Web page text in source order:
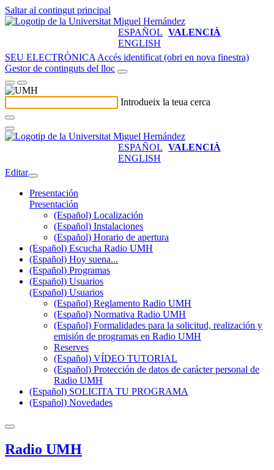
Saltar al contingut principal
ESPAÑOL VALENCIÀ
ENGLISH
SEU ELECTRÒNICA Accés identificat (obri en nova finestra)
Gestor de continguts del lloc
Introdueix la teua cerca
ESPAÑOL VALENCIÀ
ENGLISH
Editar
Presentación
Presentación
(Español) Localización
(Español) Instalaciones
(Español) Horario de apertura
(Español) Escucha Radio UMH
(Español) Hoy suena...
(Español) Programas
(Español) Usuarios
(Español) Usuarios
(Español) Reglamento Radio UMH
(Español) Normativa Radio UMH
(Español) Formalidades para la solicitud, realización y
emisión de programas en Radio UMH
Reserves
(Español) VÍDEO TUTORIAL
(Español) Protección de datos de carácter personal de
Radio UMH
(Español) SOLICITA TU PROGRAMA
(Español) Novedades
Radio UMH